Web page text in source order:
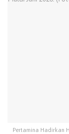
Pertamina Hadirkan